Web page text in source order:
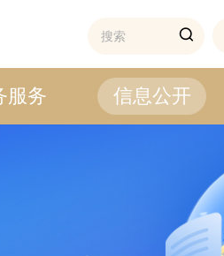
服务 信息公开